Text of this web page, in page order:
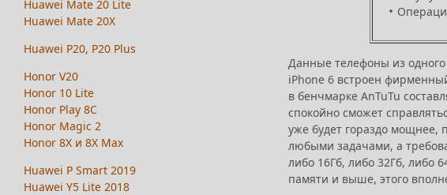
Данные телефоны из
iPhone 6 встроен
в бенчмарке AnTuTu
спокойно сможет
уже будет гораздо мощнее,
любыми задачами, а
либо 16Гб, либо 32Гб, либо
памяти и выше, этого
Huawei Mate 20 Lite
Huawei Mate 20X
Huawei P20, P20 Plus
Honor V20
Honor 10 Lite
Honor Play 8C
Honor Magic 2
Honor 8X и 8X Max
Huawei P Smart 2019
Huawei Y5 Lite 2018